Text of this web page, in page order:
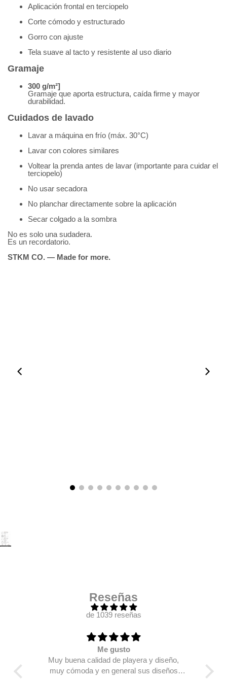
Aplicación frontal en terciopelo
Corte cómodo y estructurado
Gorro con ajuste
Tela suave al tacto y resistente al uso diario
Gramaje
300 g/m²]
Gramaje que aporta estructura, caída firme y mayor
durabilidad.
Cuidados de lavado
Lavar a máquina en frío (máx. 30°C)
Lavar con colores similares
Voltear la prenda antes de lavar (importante para cuidar el
terciopelo)
No usar secadora
No planchar directamente sobre la aplicación
Secar colgado a la sombra
No es solo una sudadera.
Es un recordatorio.
STKM CO. — Made for more.
Reseñas
de 1039 reseñas
Me gusto
Muy buena calidad de playera y diseño,
muy cómoda y en general sus diseños